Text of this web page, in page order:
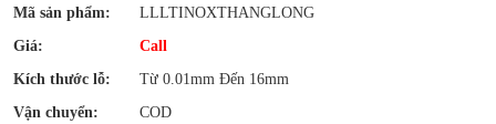
Mã sản phẩm:
LLLTINOXTHANGLONG
Giá:
Call
Kích thước lỗ:
Từ 0.01mm Đến 16mm
Vận chuyển:
COD